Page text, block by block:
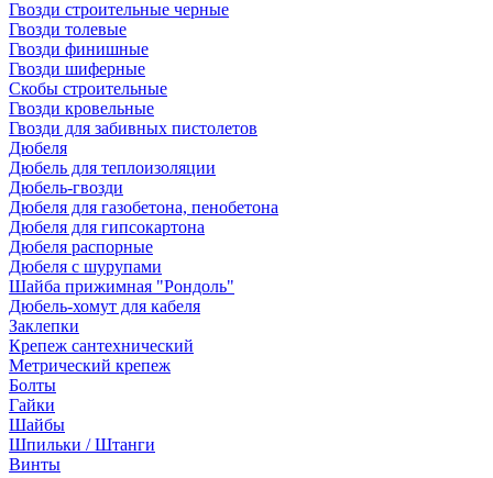
Гвозди строительные черные
Гвозди толевые
Гвозди финишные
Гвозди шиферные
Скобы строительные
Гвозди кровельные
Гвозди для забивных пистолетов
Дюбеля
Дюбель для теплоизоляции
Дюбель-гвозди
Дюбеля для газобетона, пенобетона
Дюбеля для гипсокартона
Дюбеля распорные
Дюбеля с шурупами
Шайба прижимная "Рондоль"
Дюбель-хомут для кабеля
Заклепки
Крепеж сантехнический
Метрический крепеж
Болты
Гайки
Шайбы
Шпильки / Штанги
Винты